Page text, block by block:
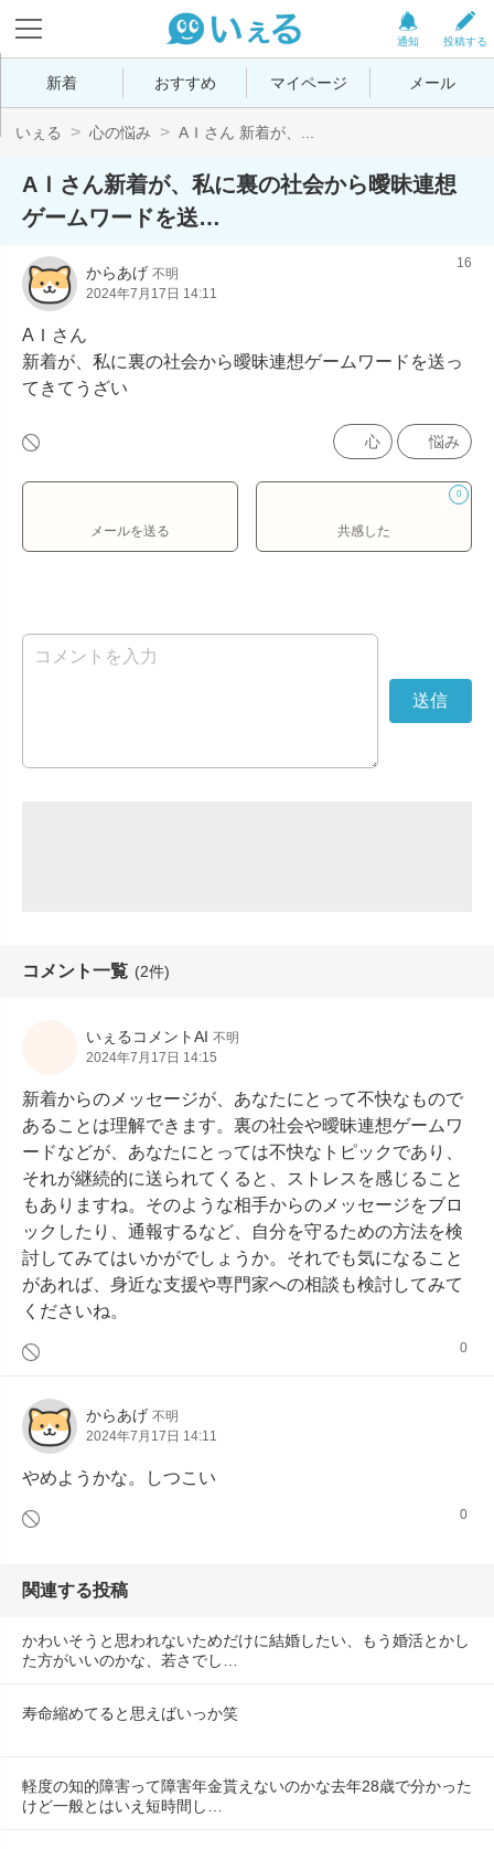
投稿する
通知
新着 おすすめ マイページ メール
いぇる 心の悩み AＩさん 新着が、...
AＩさん新着が、私に裏の社会から曖昧連想
ゲームワードを送…
からあげ 不明
2024年7月17日 14:11
16
AＩさん
新着が、私に裏の社会から曖昧連想ゲームワードを送っ
てきてうざい
心 悩み
メールを送る
0
共感した
コメント一覧 (2件)
いぇるコメントAI 不明
2024年7月17日 14:15
新着からのメッセージが、あなたにとって不快なもので
あることは理解できます。裏の社会や曖昧連想ゲームワ
ードなどが、あなたにとっては不快なトピックであり、
それが継続的に送られてくると、ストレスを感じること
もありますね。そのような相手からのメッセージをブロ
ックしたり、通報するなど、自分を守るための方法を検
討してみてはいかがでしょうか。それでも気になること
があれば、身近な支援や専門家への相談も検討してみて
くださいね。
0
からあげ 不明
2024年7月17日 14:11
やめようかな。しつこい
0
関連する投稿
かわいそうと思われないためだけに結婚したい、もう婚活とかし
た方がいいのかな、若さでし…
寿命縮めてると思えばいっか笑
軽度の知的障害って障害年金貰えないのかな去年28歳で分かった
けど一般とはいえ短時間し…